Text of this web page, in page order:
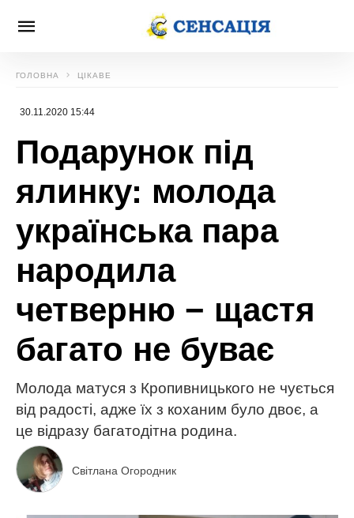
ГОЛОВНА ЦІКАВЕ
30.11.2020 15:44
Подарунок під
ялинку: молода
українська пара
народила
четверню − щастя
багато не буває
Молода матуся з Кропивницького не чується
від радості, адже їх з коханим було двоє, а
це відразу багатодітна родина.
Світлана Огородник